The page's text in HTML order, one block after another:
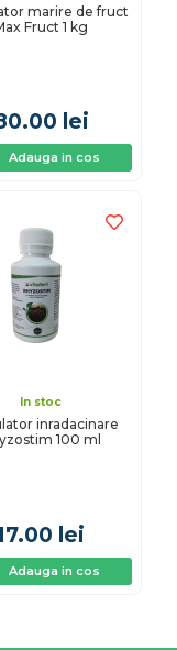
marire de fruct
Fruct 1 kg
lei
Adauga in cos
In stoc
inradacinare
100 ml
lei
Adauga in cos